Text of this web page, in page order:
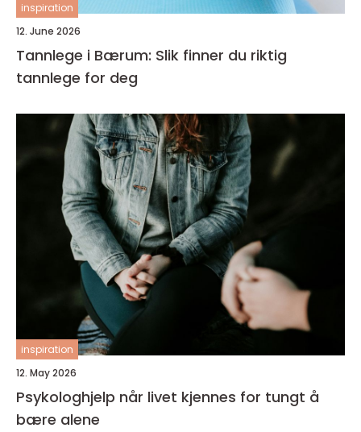
inspiration
12. June 2026
Tannlege i Bærum: Slik finner du riktig
tannlege for deg
inspiration
12. May 2026
Psykologhjelp når livet kjennes for tungt å
bære alene